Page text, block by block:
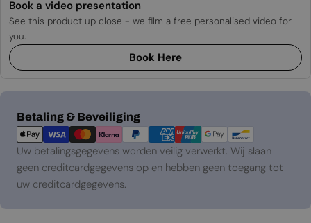
Book a video presentation
See this product up close - we film a free personalised video for
you.
Book Here
Betaling & Beveiliging
Betaalmethoden
Uw betalingsgegevens worden veilig verwerkt. Wij slaan
geen creditcardgegevens op en hebben geen toegang tot
uw creditcardgegevens.